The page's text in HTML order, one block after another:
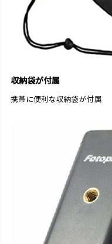
収納袋が付属
携帯に便利な収納袋が付属